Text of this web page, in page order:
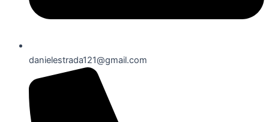
danielestrada121@gmail.com